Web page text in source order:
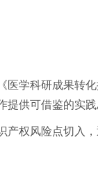
医学科研成果转
供可借鉴的实践
产权风险点切入